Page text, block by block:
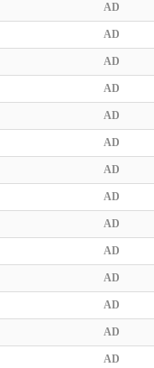
AD
AD
AD
AD
AD
AD
AD
AD
AD
AD
AD
AD
AD
AD